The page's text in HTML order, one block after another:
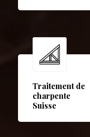
Traitement de
charpente
Suisse